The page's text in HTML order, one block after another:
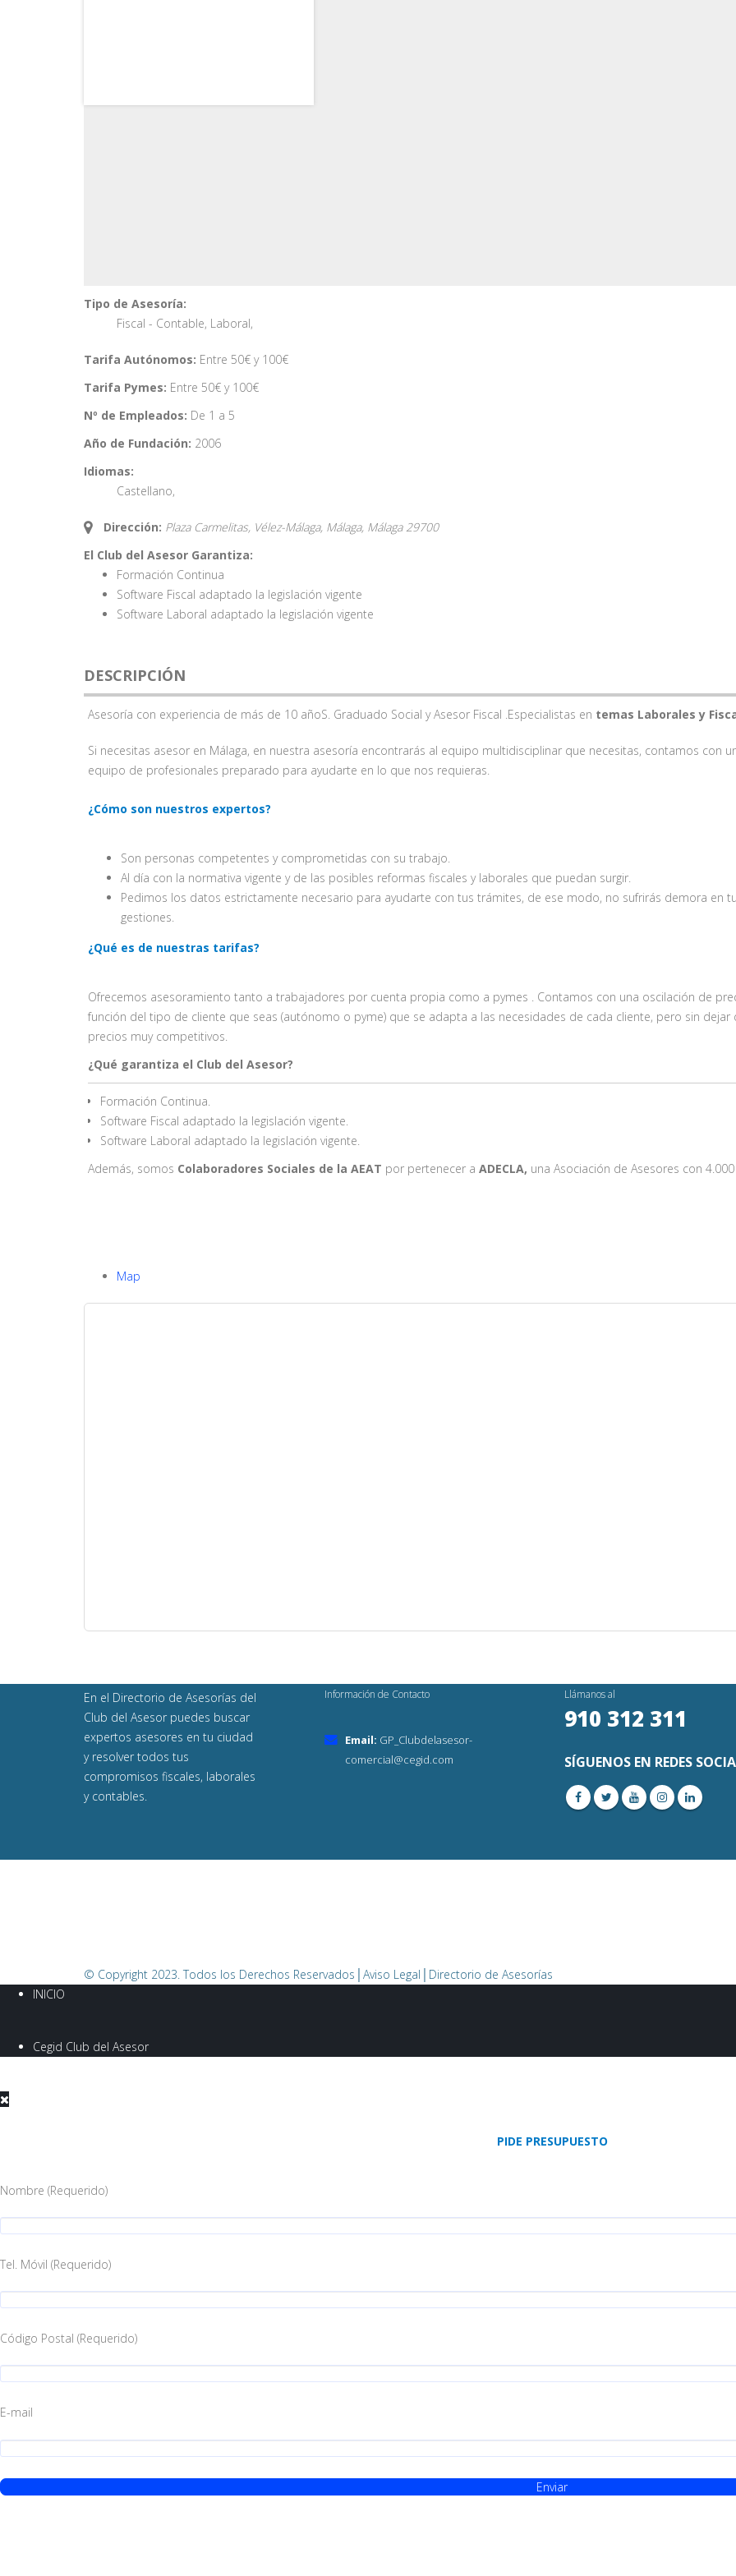
Tipo de Asesoría:
Fiscal - Contable, Laboral,
Tarifa Autónomos: Entre 50€ y 100€
Tarifa Pymes: Entre 50€ y 100€
Nº de Empleados: De 1 a 5
Año de Fundación: 2006
Idiomas:
Castellano,
Dirección: Plaza Carmelitas, Vélez-Málaga, Málaga, Málaga 29700
El Club del Asesor Garantiza:
Formación Continua
Software Fiscal adaptado la legislación vigente
Software Laboral adaptado la legislación vigente
DESCRIPCIÓN
Asesoría con experiencia de más de 10 añoS. Graduado Social y Asesor Fiscal .Especialistas en temas Laborales y
Si necesitas asesor en Málaga, en nuestra asesoría encontrarás al equipo multidisciplinar que necesitas, contamos con
equipo de profesionales preparado para ayudarte en lo que nos requieras.
¿Cómo son nuestros expertos?
Son personas competentes y comprometidas con su trabajo.
Al día con la normativa vigente y de las posibles reformas fiscales y laborales que puedan surgir.
Pedimos los datos estrictamente necesario para ayudarte con tus trámites, de ese modo, no sufrirás demora en
gestiones.
¿Qué es de nuestras tarifas?
Ofrecemos asesoramiento tanto a trabajadores por cuenta propia como a pymes . Contamos con una oscilación de
función del tipo de cliente que seas (autónomo o pyme) que se adapta a las necesidades de cada cliente, pero sin dejar
precios muy competitivos.
¿Qué garantiza el Club del Asesor?
Formación Continua.
Software Fiscal adaptado la legislación vigente.
Software Laboral adaptado la legislación vigente.
Además, somos Colaboradores Sociales de la AEAT por pertenecer a ADECLA, una Asociación de Asesores con
Map
En el Directorio de Asesorías del
Club del Asesor puedes buscar
expertos asesores en tu ciudad
y resolver todos tus
compromisos fiscales, laborales
y contables.
Información de Contacto
Email: GP_Clubdelasesor-
comercial@cegid.com
Llámanos al
910 312 311
SÍGUENOS EN REDES
© Copyright 2023. Todos los Derechos Reservados│ Aviso Legal │Directorio de Asesorías
INICIO
Cegid Club del Asesor
PIDE PRESUPUESTO
Nombre (Requerido)
Tel. Móvil (Requerido)
Código Postal (Requerido)
E-mail